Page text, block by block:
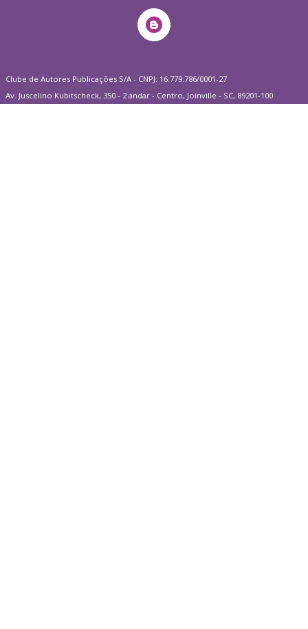
Clube de Autores Publicações S/A - CNPJ: 16.779.786/0001-27
Av. Juscelino Kubitscheck, 350 - 2 andar - Centro, Joinville - SC, 89201-100